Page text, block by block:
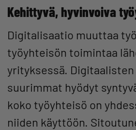
Kehittyvä, hyvinvoiva
Digitalisaatio muuttaa
työyhteisön toimintaa
yrityksessä.
suurimmat hyödyt
koko työyhteisö on
niiden käyttöön.